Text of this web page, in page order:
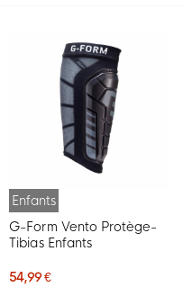
Enfants
G-Form Vento Protège-
Tibias Enfants
54,99 €